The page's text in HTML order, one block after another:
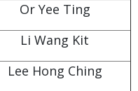
Or Yee Ting
Li Wang Kit
Lee Hong Ching